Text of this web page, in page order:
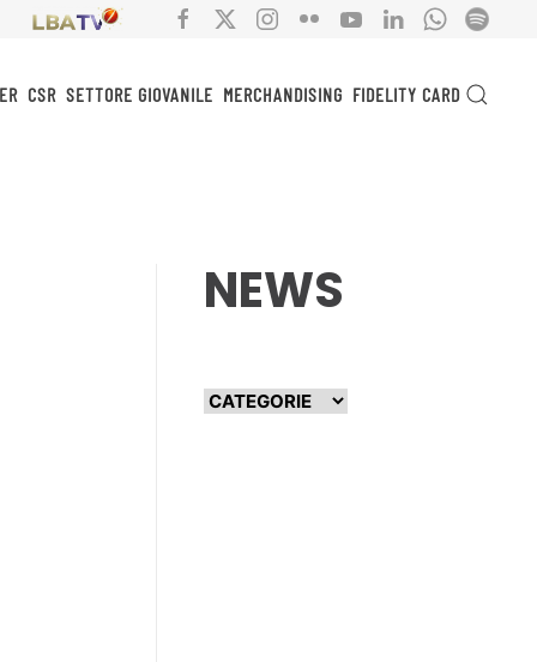
CSR SETTORE GIOVANILE MERCHANDISING FIDELITY CARD
NEWS